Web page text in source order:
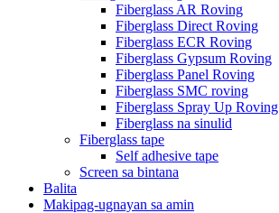
Fiberglass AR Roving
Fiberglass Direct Roving
Fiberglass ECR Roving
Fiberglass Gypsum Roving
Fiberglass Panel Roving
Fiberglass SMC roving
Fiberglass Spray Up Roving
Fiberglass na sinulid
Fiberglass tape
Self adhesive tape
Screen sa bintana
Balita
Makipag-ugnayan sa amin